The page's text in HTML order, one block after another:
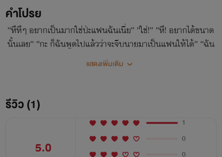
คำโปรย
“หึหึๆ อยากเป็นมากใช่ป่ะแฟนฉันเนี่ย” “ใช่!” “หึ! อยากได้ขนาด
นั้นเลย” “กะ ก็ฉันพูดไปแล้วว่าจะจีบนายมาเป็นแฟนให้ได้” “ฉัน
ว่าแฟนอ่ะ ไม่ต้องเป็นมันหรอก! ข้ามขั้นไปเลยดีกว่า” **ซื้อผ่าน
แสดงเพิ่มเติม
รีวิว (1)
5.0
1
0
0